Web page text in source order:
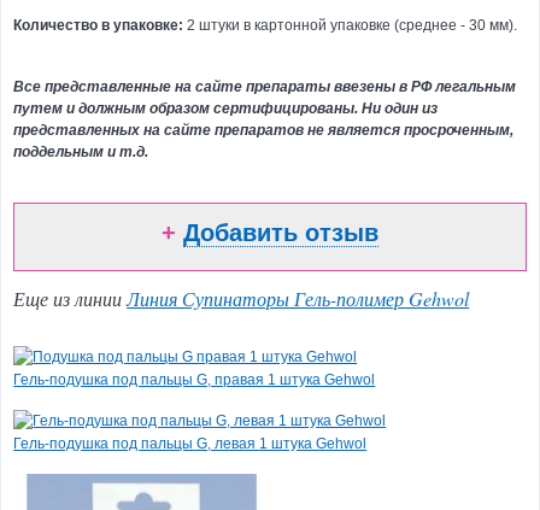
косметика
для
мужчин
Эпиляция
Косметика
для
соляриев
Подарочные
наборы
сертификаты
Парфюмерия
Количество в упаковке: 2 штуки в картонной упаковке (среднее - 30 мм).
Все представленные на сайте препараты ввезены в РФ легальным
путем и должным образом сертифицированы. Ни один из
представленных на сайте препаратов не является просроченным,
поддельным и т.д.
+ Добавить отзыв
Еще из линииЛиния Супинаторы Гель-полимер Gehwol
Гель-подушка под пальцы G, правая 1 штука Gehwol
Гель-подушка под пальцы G, левая 1 штука Gehwol